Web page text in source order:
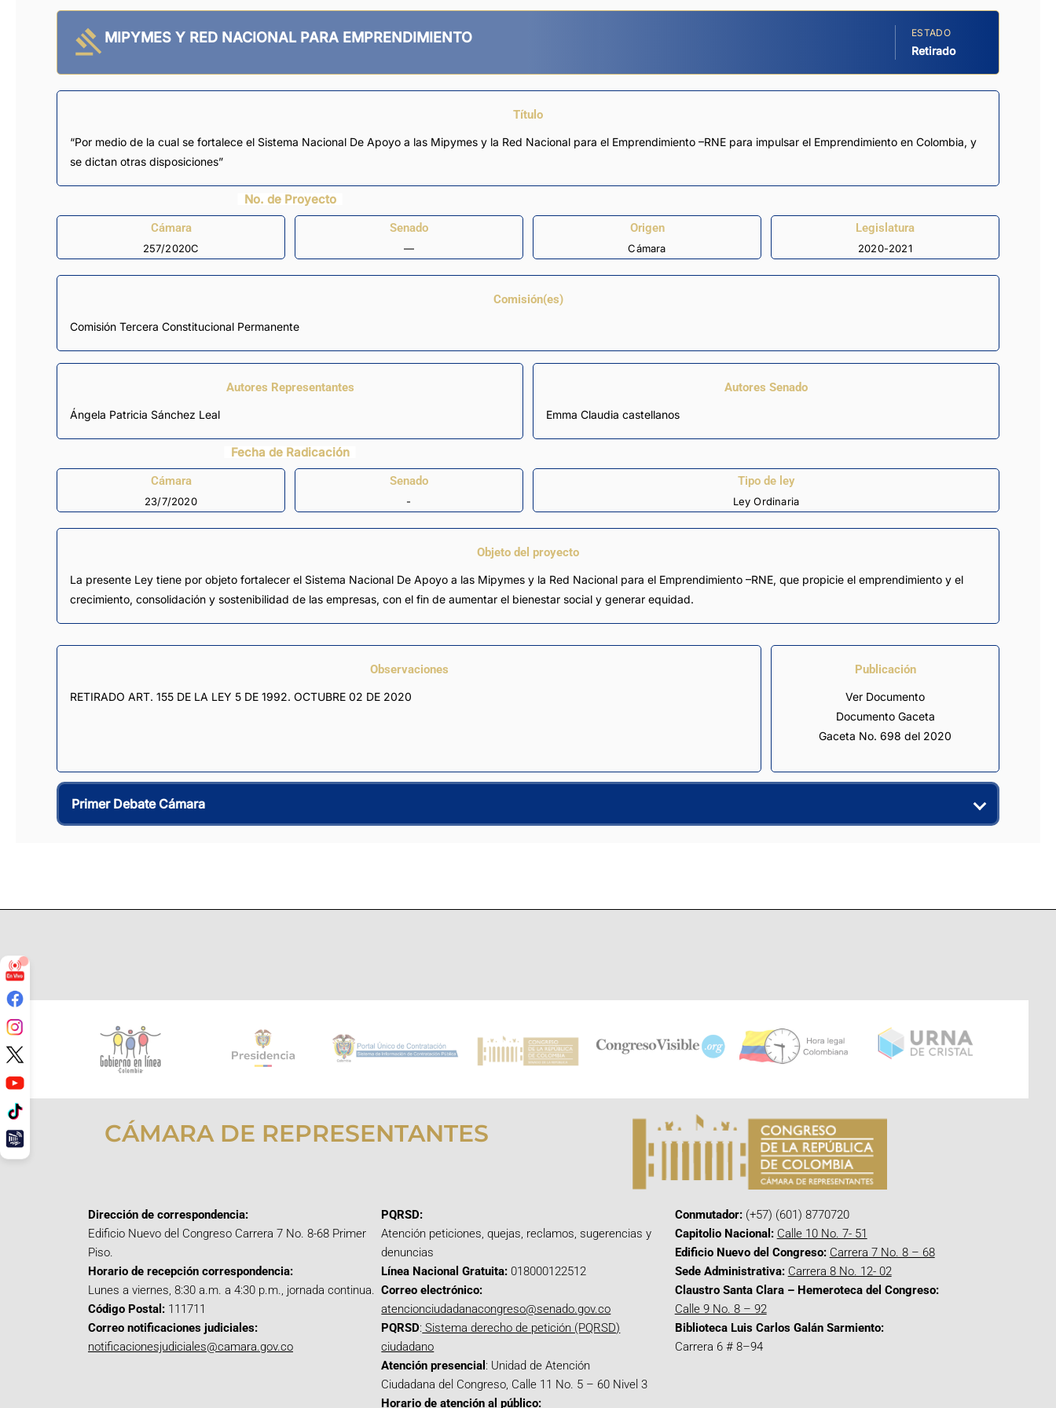
MIPYMES Y RED NACIONAL PARA EMPRENDIMIENTO ESTADO
Retirado
Título
“Por medio de la cual se fortalece el Sistema Nacional De Apoyo a las Mipymes y la Red Nacional para el Emprendimiento –RNE para impulsar el Emprendimiento en Colombia, y
se dictan otras disposiciones”
No. de Proyecto
Cámara
257/2020C
Senado
—
Origen
Cámara
Legislatura
2020-2021
Comisión(es)
Comisión Tercera Constitucional Permanente
Autores Representantes
Ángela Patricia Sánchez Leal
Autores Senado
Emma Claudia castellanos
Fecha de Radicación
Cámara
23/7/2020
Senado
-
Tipo de ley
Ley Ordinaria
Objeto del proyecto
La presente Ley tiene por objeto fortalecer el Sistema Nacional De Apoyo a las Mipymes y la Red Nacional para el Emprendimiento –RNE, que propicie el emprendimiento y el
crecimiento, consolidación y sostenibilidad de las empresas, con el fin de aumentar el bienestar social y generar equidad.
Observaciones
RETIRADO ART. 155 DE LA LEY 5 DE 1992. OCTUBRE 02 DE 2020
Publicación
Ver Documento
Documento Gaceta
Gaceta No. 698 del 2020
Primer Debate Cámara
CÁMARA DE REPRESENTANTES
Dirección de correspondencia:
Edificio Nuevo del Congreso Carrera 7 No. 8-68 Primer
Piso.
Horario de recepción correspondencia:
Lunes a viernes, 8:30 a.m. a 4:30 p.m., jornada continua.
Código Postal: 111711
Correo notificaciones judiciales:
notificacionesjudiciales@camara.gov.co
PQRSD:
Atención peticiones, quejas, reclamos, sugerencias y
denuncias
Línea Nacional Gratuita: 018000122512
Correo electrónico:
atencionciudadanacongreso@senado.gov.co
PQRSD: Sistema derecho de petición (PQRSD)
ciudadano
Atención presencial : Unidad de Atención
Ciudadana del Congreso, Calle 11 No. 5 – 60 Nivel 3
Horario de atención al público:
Conmutador:(+57) (601) 8770720
Capitolio Nacional: Calle 10 No. 7- 51
Edificio Nuevo del Congreso: Carrera 7 No. 8 – 68
Sede Administrativa: Carrera 8 No. 12- 02
Claustro Santa Clara – Hemeroteca del Congreso:
Calle 9 No. 8 – 92
Biblioteca Luis Carlos Galán Sarmiento:
Carrera 6 # 8–94